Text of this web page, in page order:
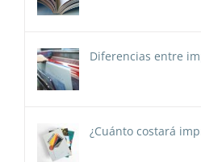
Diferencias entre
¿Cuánto costará